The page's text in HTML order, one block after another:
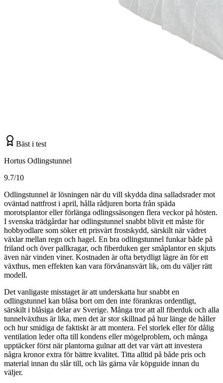
Bäst i test
Hortus Odlingstunnel
9.7/10
Odlingstunnel är lösningen när du vill skydda dina salladsrader mot
oväntad nattfrost i april, hålla rådjuren borta från späda
morotsplantor eller förlänga odlingssäsongen flera veckor på hösten.
I svenska trädgårdar har odlingstunnel snabbt blivit ett måste för
hobbyodlare som söker ett prisvärt frostskydd, särskilt när vädret
växlar mellan regn och hagel. En bra odlingstunnel funkar både på
friland och över pallkragar, och fiberduken ger småplantor en skjuts
även när vinden viner. Kostnaden är ofta betydligt lägre än för ett
växthus, men effekten kan vara förvånansvärt lik, om du väljer rätt
modell.
Det vanligaste misstaget är att underskatta hur snabbt en
odlingstunnel kan blåsa bort om den inte förankras ordentligt,
särskilt i blåsiga delar av Sverige. Många tror att all fiberduk och alla
tunnelväxthus är lika, men det är stor skillnad på hur länge de håller
och hur smidiga de faktiskt är att montera. Fel storlek eller för dålig
ventilation leder ofta till kondens eller mögelproblem, och många
upptäcker först när plantorna gulnar att det var värt att investera
några kronor extra för bättre kvalitet. Titta alltid på både pris och
material innan du slår till, och läs gärna vår köpguide innan du
väljer.